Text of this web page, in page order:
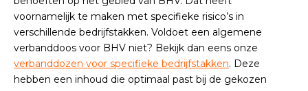
voornamelijk te maken met specifieke risico’s in
verschillende bedrijfstakken. Voldoet een algemene
verbanddoos voor BHV niet? Bekijk dan eens onze
verbanddozen voor specifieke bedrijfstakken. Deze
hebben een inhoud die optimaal past bij de gekozen